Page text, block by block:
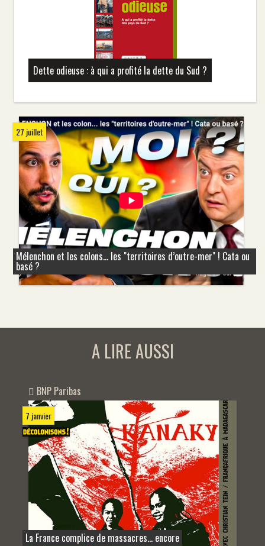
Dette odieuse : à qui a profité la dette du Sud ?
27 juillet
Mélenchon et les colons... les "territoires d’outre-mer" ! Cata ou
basé ?
A LIRE AUSSI
BNP Paribas
7 janvier
La France complice de massacres… encore